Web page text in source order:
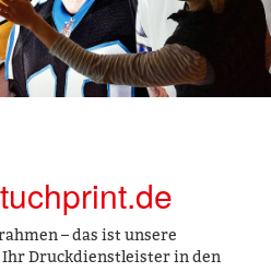
– das ist unsere
Druckdienstleister in den